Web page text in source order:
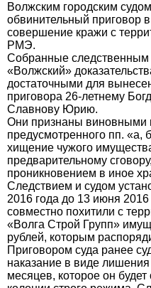
Волжским городским
обвинительный приговор
совершение кражи с
РМЭ.
Собранные
«Волжский»
достаточными для
приговора 26-летнему
Славнову Юрию.
Они признаны виновными
предусмотренного пп. «а,
хищение чужого
предварительному
проникновением в иное
Следствием и судом
2016 года до 13 июня
совместно похитили с
«Волга Строй Групп»
рублей, которым
Приговором суда ранее
наказание в виде
месяцев, которое он